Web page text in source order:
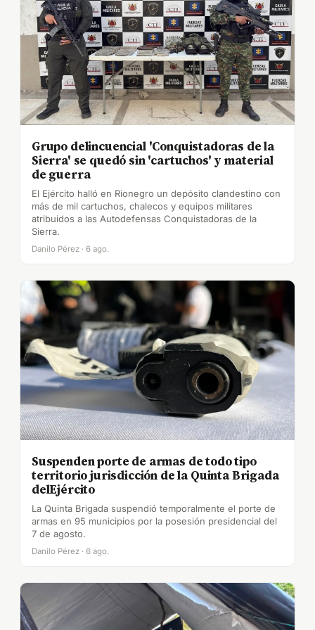
Grupo delincuencial 'Conquistadoras de la
Sierra' se quedó sin 'cartuchos' y material
de guerra
El Ejército halló en Rionegro un depósito clandestino con
más de mil cartuchos, chalecos y equipos militares
atribuidos a las Autodefensas Conquistadoras de la
Sierra.
Danilo Pérez · 6 ago.
Suspenden porte de armas de todo tipo
territorio jurisdicción de la Quinta Brigada
delEjército
La Quinta Brigada suspendió temporalmente el porte de
armas en 95 municipios por la posesión presidencial del
7 de agosto.
Danilo Pérez · 6 ago.